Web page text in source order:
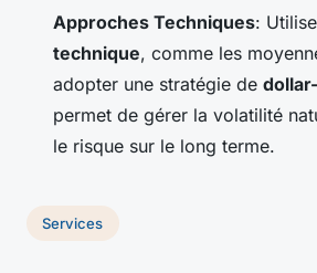
Approches Techniques:
technique, comme les
adopter une stratégie de
permet de gérer la volatilité
le risque sur le long terme.
Services